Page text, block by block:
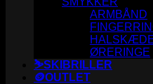
ARMBÅND
ØRERINGE
⛷️SKIBRILLER
🪙OUTLET